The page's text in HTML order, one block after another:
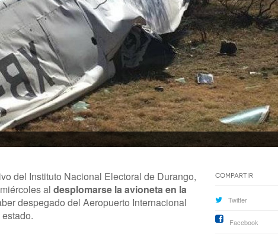
del Instituto Nacional Electoral de Durango,
al desplomarse la avioneta en la
despegado del Aeropuerto Internacional
Compartir
Twitter
Facebook